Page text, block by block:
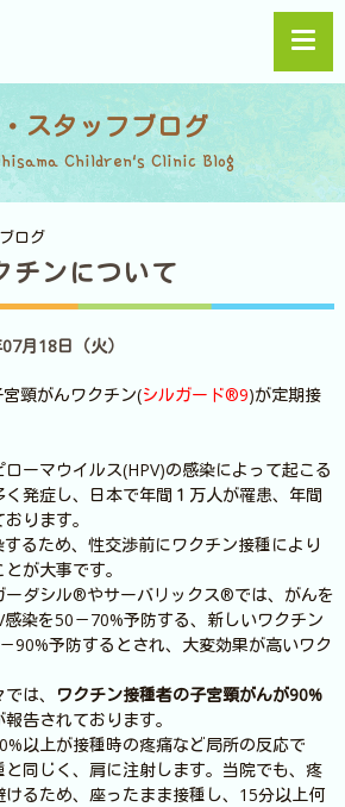
スタッフブログ
Children's Clinic Blog
ログ
チンについて
月18日（火）
頸がんワクチン(シルガード®9)が定期接
ーマウイルス(HPV)の感染によって起こる
発症し、日本で年間１万人が罹患、年間
ります。
るため、性交渉前にワクチン接種により
が大事です。
ーダシル®やサーバリックス®では、がんを
染を50－70%予防する、新しいワクチン
90%予防するとされ、大変効果が高いワク
は、
ワクチン接種者の子宮頸がんが90%
報告されております。
以上が接種時の疼痛など局所の反応で
同じく、肩に注射します。当院でも、疼
るため、座ったまま接種し、15分以上何